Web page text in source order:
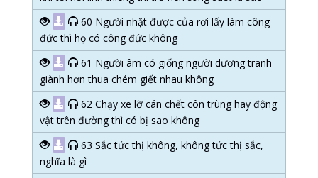
60 Người nhặt được của rơi lấy làm công
đức thì họ có công đức không
61 Người âm có giống người dương tranh
giành hơn thua chém giết nhau không
62 Chạy xe lỡ cán chết côn trùng hay động
vật trên đường thì có bị sao không
63 Sắc tức thị không, không tức thị sắc,
nghĩa là gì